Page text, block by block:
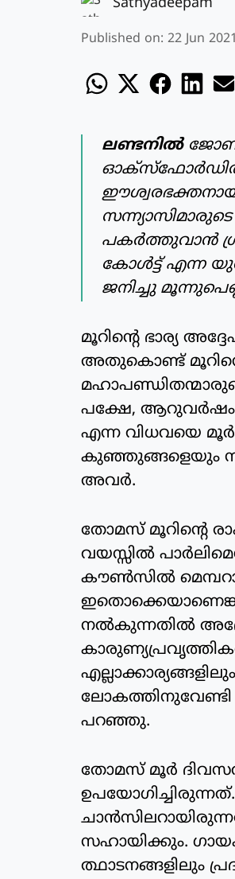
Sathyadeepam
Published on: 22 Jun
ലണ്ടനില്‍ജോണ്‍
പകര്‍ത്തുവാന്‍
കോള്‍ട്ട് എന്ന
ജനിച്ചു
മൂറിന്റെ ഭാര്യ
അതുകൊണ്ട് മൂറിനെ
പക്ഷേ, ആറുവര്‍ഷം
എന്ന വിധവയെ മൂര്‍
കുഞ്ഞുങ്ങളെയും
അവര്‍.
തോമസ് മൂറിന്റെ
വയസ്സില്‍
കൗണ്‍സില്‍
നല്‍കുന്നതില്‍
ലോകത്തിനുവേണ്ടി
പറഞ്ഞു.
തോമസ് മൂര്‍
സഹായിക്കും.
ത്ഥാടനങ്ങളിലും